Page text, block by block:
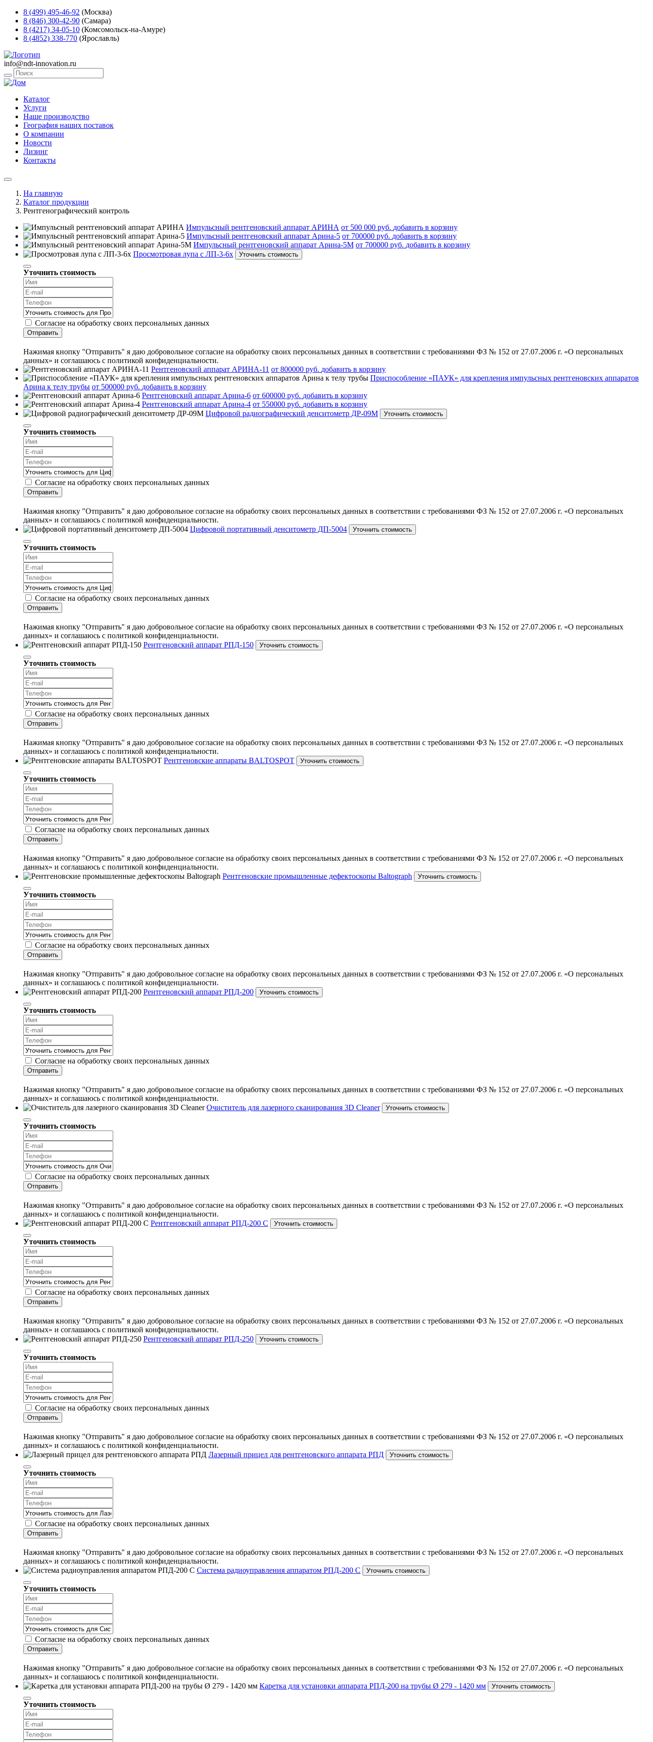
8 (499) 495-46-92 (Москва)
8 (846) 300-42-90 (Самара)
8 (4217) 34-05-10 (Комсомольск-на-Амуре)
8 (4852) 338-770 (Ярославль)
info@ndt-innovation.ru
Каталог
Услуги
Наше производство
География наших поставок
О компании
Новости
Лизинг
Контакты
На главную
Каталог продукции
Рентгенографический контроль
Импульсный рентгеновский аппарат АРИНА от 500 000 руб. добавить в корзину
Импульсный рентгеновский аппарат Арина-5 от 700000 руб. добавить в корзину
Импульсный рентгеновский аппарат Арина-5М от 700000 руб. добавить в корзину
Просмотровая лупа с ЛП-3-6х
Уточнить стоимость
Уточнить стоимость
Согласие на обработку своих персональных данных
Отправить
Нажимая кнопку "Отправить" я даю добровольное согласие на обработку своих персональных данных в соответствии с требованиями ФЗ № 152 от 27.07.2006 г. «О персональных
данных» и соглашаюсь с политикой конфиденциальности.
Рентгеновский аппарат АРИНА-11 от 800000 руб. добавить в корзину
Приспособление «ПАУК» для крепления импульсных рентгеновских аппаратов
Арина к телу трубы от 500000 руб. добавить в корзину
Рентгеновский аппарат Арина-6 от 600000 руб. добавить в корзину
Рентгеновский аппарат Арина-4 от 550000 руб. добавить в корзину
Цифровой радиографический денситометр ДР-09М
Уточнить стоимость
Уточнить стоимость
Согласие на обработку своих персональных данных
Отправить
Нажимая кнопку "Отправить" я даю добровольное согласие на обработку своих персональных данных в соответствии с требованиями ФЗ № 152 от 27.07.2006 г. «О персональных
данных» и соглашаюсь с политикой конфиденциальности.
Цифровой портативный денситометр ДП-5004
Уточнить стоимость
Уточнить стоимость
Согласие на обработку своих персональных данных
Отправить
Нажимая кнопку "Отправить" я даю добровольное согласие на обработку своих персональных данных в соответствии с требованиями ФЗ № 152 от 27.07.2006 г. «О персональных
данных» и соглашаюсь с политикой конфиденциальности.
Рентгеновский аппарат РПД-150
Уточнить стоимость
Уточнить стоимость
Согласие на обработку своих персональных данных
Отправить
Нажимая кнопку "Отправить" я даю добровольное согласие на обработку своих персональных данных в соответствии с требованиями ФЗ № 152 от 27.07.2006 г. «О персональных
данных» и соглашаюсь с политикой конфиденциальности.
Рентгеновские аппараты BALTOSPOT
Уточнить стоимость
Уточнить стоимость
Согласие на обработку своих персональных данных
Отправить
Нажимая кнопку "Отправить" я даю добровольное согласие на обработку своих персональных данных в соответствии с требованиями ФЗ № 152 от 27.07.2006 г. «О персональных
данных» и соглашаюсь с политикой конфиденциальности.
Рентгеновские промышленные дефектоскопы Baltograph
Уточнить стоимость
Уточнить стоимость
Согласие на обработку своих персональных данных
Отправить
Нажимая кнопку "Отправить" я даю добровольное согласие на обработку своих персональных данных в соответствии с требованиями ФЗ № 152 от 27.07.2006 г. «О персональных
данных» и соглашаюсь с политикой конфиденциальности.
Рентгеновский аппарат РПД-200
Уточнить стоимость
Уточнить стоимость
Согласие на обработку своих персональных данных
Отправить
Нажимая кнопку "Отправить" я даю добровольное согласие на обработку своих персональных данных в соответствии с требованиями ФЗ № 152 от 27.07.2006 г. «О персональных
данных» и соглашаюсь с политикой конфиденциальности.
Очиститель для лазерного сканирования 3D Cleaner
Уточнить стоимость
Уточнить стоимость
Согласие на обработку своих персональных данных
Отправить
Нажимая кнопку "Отправить" я даю добровольное согласие на обработку своих персональных данных в соответствии с требованиями ФЗ № 152 от 27.07.2006 г. «О персональных
данных» и соглашаюсь с политикой конфиденциальности.
Рентгеновский аппарат РПД-200 С
Уточнить стоимость
Уточнить стоимость
Согласие на обработку своих персональных данных
Отправить
Нажимая кнопку "Отправить" я даю добровольное согласие на обработку своих персональных данных в соответствии с требованиями ФЗ № 152 от 27.07.2006 г. «О персональных
данных» и соглашаюсь с политикой конфиденциальности.
Рентгеновский аппарат РПД-250
Уточнить стоимость
Уточнить стоимость
Согласие на обработку своих персональных данных
Отправить
Нажимая кнопку "Отправить" я даю добровольное согласие на обработку своих персональных данных в соответствии с требованиями ФЗ № 152 от 27.07.2006 г. «О персональных
данных» и соглашаюсь с политикой конфиденциальности.
Лазерный прицел для рентгеновского аппарата РПД
Уточнить стоимость
Уточнить стоимость
Согласие на обработку своих персональных данных
Отправить
Нажимая кнопку "Отправить" я даю добровольное согласие на обработку своих персональных данных в соответствии с требованиями ФЗ № 152 от 27.07.2006 г. «О персональных
данных» и соглашаюсь с политикой конфиденциальности.
Система радиоуправления аппаратом РПД-200 С
Уточнить стоимость
Уточнить стоимость
Согласие на обработку своих персональных данных
Отправить
Нажимая кнопку "Отправить" я даю добровольное согласие на обработку своих персональных данных в соответствии с требованиями ФЗ № 152 от 27.07.2006 г. «О персональных
данных» и соглашаюсь с политикой конфиденциальности.
Каретка для установки аппарата РПД-200 на трубы Ø 279 - 1420 мм
Уточнить стоимость
Уточнить стоимость